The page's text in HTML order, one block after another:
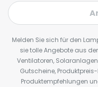
Melden Sie sich für den
sie tolle Angebote aus
Ventilatoren,
Gutscheine,
Produktempfehlungen